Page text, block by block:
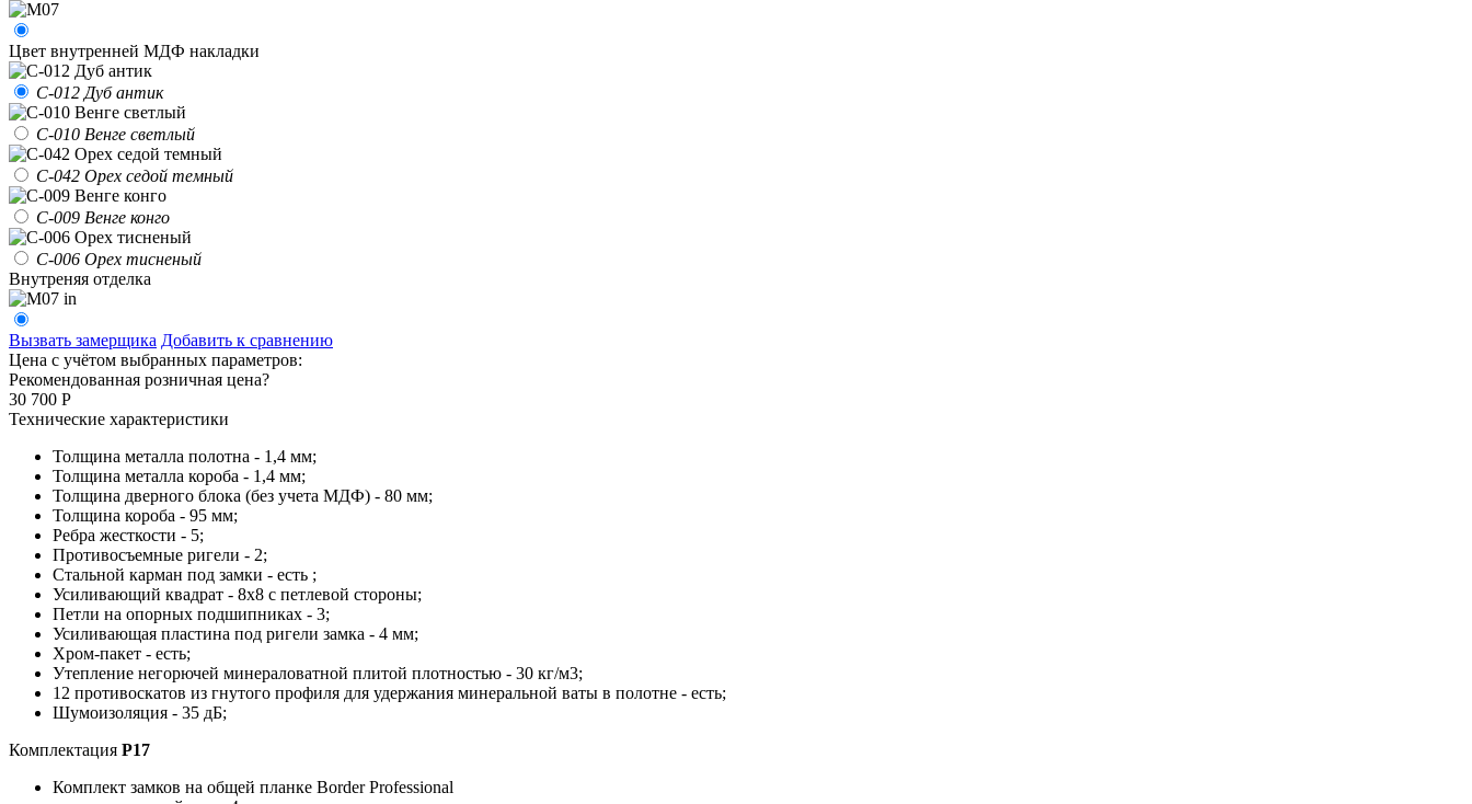
Цвет внутренней МДФ накладки
С-012 Дуб антик
С-010 Венге светлый
С-042 Орех седой темный
С-009 Венге конго
С-006 Орех тисненый
Внутреняя отделка
Вызвать замерщика Добавить к сравнению
Цена с учётом выбранных параметров:
Рекомендованная розничная цена?
30 700 Р
Технические характеристики
Толщина металла полотна - 1,4 мм;
Толщина металла короба - 1,4 мм;
Толщина дверного блока (без учета МДФ) - 80 мм;
Толщина короба - 95 мм;
Ребра жесткости - 5;
Противосъемные ригели - 2;
Стальной карман под замки - есть ;
Усиливающий квадрат - 8х8 с петлевой стороны;
Петли на опорных подшипниках - 3;
Усиливающая пластина под ригели замка - 4 мм;
Хром-пакет - есть;
Утепление негорючей минераловатной плитой плотностью - 30 кг/м3;
12 противоскатов из гнутого профиля для удержания минеральной ваты в полотне - есть;
Шумоизоляция - 35 дБ;
Комплектация P17
Комплект замков на общей планке Border Professional